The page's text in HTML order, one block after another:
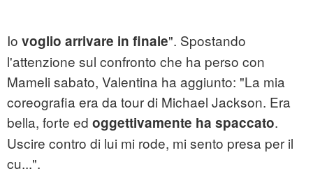
Io voglio arrivare in finale". Spostando
l'attenzione sul confronto che ha perso con
Mameli sabato, Valentina ha aggiunto: "La mia
coreografia era da tour di Michael Jackson. Era
bella, forte ed oggettivamente ha spaccato.
Uscire contro di lui mi rode, mi sento presa per il
cu...".